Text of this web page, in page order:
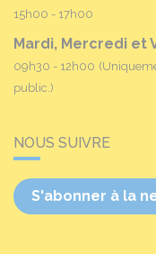
15h00 - 17h00
Mardi, Mercredi et
09h30 - 12h00
public.)
NOUS SUIVRE
S'abonner à la